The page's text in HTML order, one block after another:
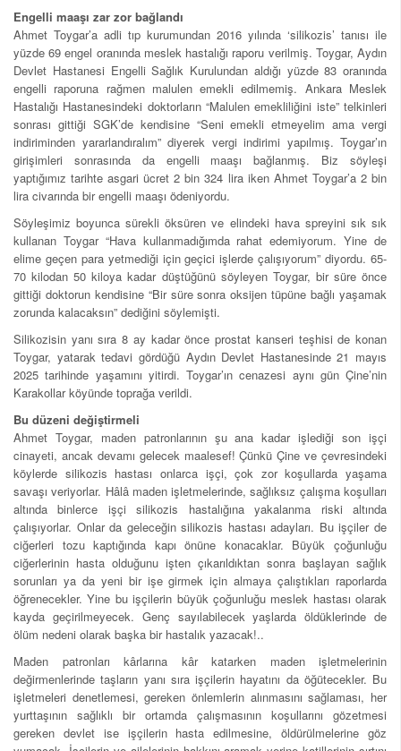
Engelli maaşı zar zor bağlandı
Ahmet Toygar’a adli tıp kurumundan 2016 yılında ‘silikozis’ tanısı ile
yüzde 69 engel oranında meslek hastalığı raporu verilmiş. Toygar, Aydın
Devlet Hastanesi Engelli Sağlık Kurulundan aldığı yüzde 83 oranında
engelli raporuna rağmen malulen emekli edilmemiş. Ankara Meslek
Hastalığı Hastanesindeki doktorların “Malulen emekliliğini iste” telkinleri
sonrası gittiği SGK’de kendisine “Seni emekli etmeyelim ama vergi
indiriminden yararlandıralım” diyerek vergi indirimi yapılmış. Toygar’ın
girişimleri sonrasında da engelli maaşı bağlanmış. Biz söyleşi
yaptığımız tarihte asgari ücret 2 bin 324 lira iken Ahmet Toygar’a 2 bin
lira civarında bir engelli maaşı ödeniyordu.
Söyleşimiz boyunca sürekli öksüren ve elindeki hava spreyini sık sık
kullanan Toygar “Hava kullanmadığımda rahat edemiyorum. Yine de
elime geçen para yetmediği için geçici işlerde çalışıyorum” diyordu. 65-
70 kilodan 50 kiloya kadar düştüğünü söyleyen Toygar, bir süre önce
gittiği doktorun kendisine “Bir süre sonra oksijen tüpüne bağlı yaşamak
zorunda kalacaksın” dediğini söylemişti.
Silikozisin yanı sıra 8 ay kadar önce prostat kanseri teşhisi de konan
Toygar, yatarak tedavi gördüğü Aydın Devlet Hastanesinde 21 mayıs
2025 tarihinde yaşamını yitirdi. Toygar’ın cenazesi aynı gün Çine’nin
Karakollar köyünde toprağa verildi.
Bu düzeni değiştirmeli
Ahmet Toygar, maden patronlarının şu ana kadar işlediği son işçi
cinayeti, ancak devamı gelecek maalesef! Çünkü Çine ve çevresindeki
köylerde silikozis hastası onlarca işçi, çok zor koşullarda yaşama
savaşı veriyorlar. Hâlâ maden işletmelerinde, sağlıksız çalışma koşulları
altında binlerce işçi silikozis hastalığına yakalanma riski altında
çalışıyorlar. Onlar da geleceğin silikozis hastası adayları. Bu işçiler de
ciğerleri tozu kaptığında kapı önüne konacaklar. Büyük çoğunluğu
ciğerlerinin hasta olduğunu işten çıkarıldıktan sonra başlayan sağlık
sorunları ya da yeni bir işe girmek için almaya çalıştıkları raporlarda
öğrenecekler. Yine bu işçilerin büyük çoğunluğu meslek hastası olarak
kayda geçirilmeyecek. Genç sayılabilecek yaşlarda öldüklerinde de
ölüm nedeni olarak başka bir hastalık yazacak!..
Maden patronları kârlarına kâr katarken maden işletmelerinin
değirmenlerinde taşların yanı sıra işçilerin hayatını da öğütecekler. Bu
işletmeleri denetlemesi, gereken önlemlerin alınmasını sağlaması, her
yurttaşının sağlıklı bir ortamda çalışmasının koşullarını gözetmesi
gereken devlet ise işçilerin hasta edilmesine, öldürülmelerine göz